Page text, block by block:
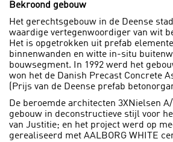
Bekroond gebouw
Het gerechtsgebouw in de Deense
waardige vertegenwoordiger van wit
Het is opgetrokken uit prefab
binnenwanden en witte in-situ
bouwsegment. In 1992 werd het
won het de Danish Precast Concrete
(Prijs van de Deense prefab
De beroemde architecten 3XNielsen
gebouw in deconstructieve stijl voor
van Justitie; en het project werd op
gerealiseerd met AALBORG WHITE